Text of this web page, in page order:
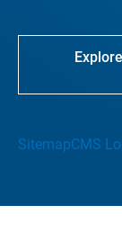
SitemapCMS